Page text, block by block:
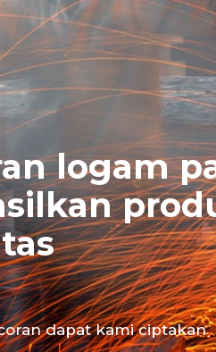
logam
dapat kami ciptakan